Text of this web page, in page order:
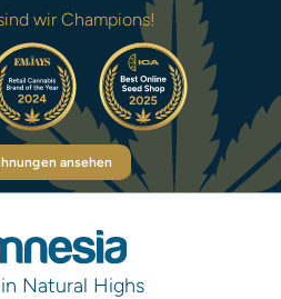
wir Champions!
ansehen
Natural Highs